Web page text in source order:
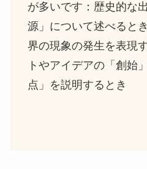
が多いです：歴史的な
源」について述べると
界の現象の発生を表現
トやアイデアの「創始
点」を説明するとき